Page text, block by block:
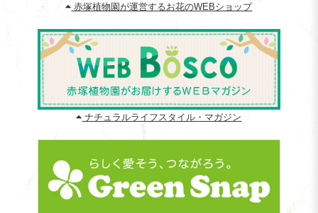
赤塚植物園が運営するお花のWEBショップ
ナチュラルライフスタイル・マガジン